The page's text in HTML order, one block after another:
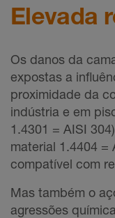
Elevada
Os danos da
expostas a
proximidade da
indústria e em
1.4301 = AISI
material 1.4404 =
compatível com
Mas também o
agressões